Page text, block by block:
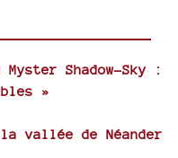
Shadow-Sky :
»
vallée de Néander